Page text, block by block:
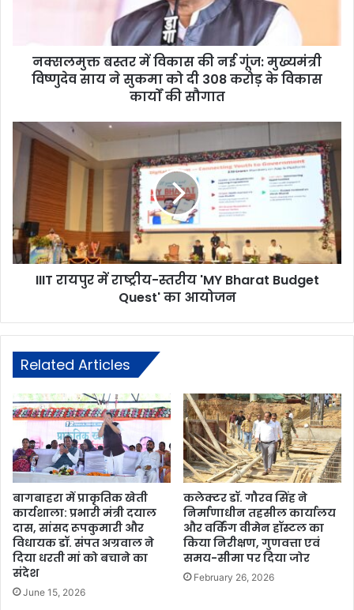
नक्सलमुक्त बस्तर में विकास की नई गूंज: मुख्यमंत्री
विष्णुदेव साय ने सुकमा को दी 308 करोड़ के विकास
कार्यों की सौगात
IIIT रायपुर में राष्ट्रीय-स्तरीय 'MY Bharat Budget
Quest' का आयोजन
Related Articles
बागबाहरा में प्राकृतिक खेती
कार्यशाला: प्रभारी मंत्री दयाल
दास, सांसद रूपकुमारी और
विधायक डॉ. संपत अग्रवाल ने
दिया धरती मां को बचाने का
संदेश
June 15, 2026
कलेक्टर डॉ. गौरव सिंह ने
निर्माणाधीन तहसील कार्यालय
और वर्किंग वीमेन हॉस्टल का
किया निरीक्षण, गुणवत्ता एवं
समय-सीमा पर दिया जोर
February 26, 2026